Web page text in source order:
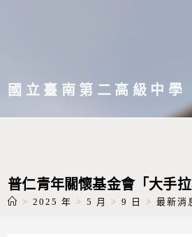
主國立臺南第二高級中學
普仁青年關懷基金會「大手
> 2025 年 > 5 月 > 9 日 > 最新消